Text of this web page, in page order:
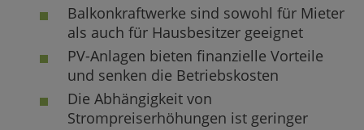
Balkonkraftwerke sind sowohl für Mieter
als auch für Hausbesitzer geeignet
PV-Anlagen bieten finanzielle Vorteile
und senken die Betriebskosten
Die Abhängigkeit von
Strompreiserhöhungen ist geringer